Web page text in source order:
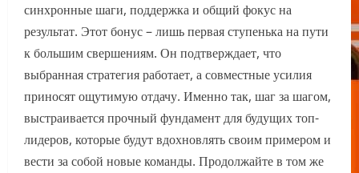
синхронные шаги, поддержка и общий фокус на
результат. Этот бонус – лишь первая ступенька на пути
к большим свершениям. Он подтверждает, что
выбранная стратегия работает, а совместные усилия
приносят ощутимую отдачу. Именно так, шаг за шагом,
выстраивается прочный фундамент для будущих топ-
лидеров, которые будут вдохновлять своим примером и
вести за собой новые команды. Продолжайте в том же